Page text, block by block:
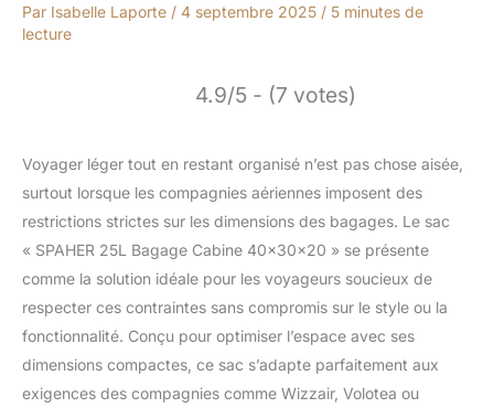
Par Isabelle Laporte / 4 septembre 2025 / 5 minutes de
lecture
4.9/5 - (7 votes)
Voyager léger tout en restant organisé n’est pas chose aisée,
surtout lorsque les compagnies aériennes imposent des
restrictions strictes sur les dimensions des bagages. Le sac
« SPAHER 25L Bagage Cabine 40x30x20 » se présente
comme la solution idéale pour les voyageurs soucieux de
respecter ces contraintes sans compromis sur le style ou la
fonctionnalité. Conçu pour optimiser l’espace avec ses
dimensions compactes, ce sac s’adapte parfaitement aux
exigences des compagnies comme Wizzair, Volotea ou